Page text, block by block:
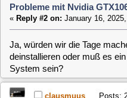
clausmuus Posts: 21462
Probleme mit Nvidia GTX1060
«Reply #4 on: January 16, 2025,
Hast Du im Setup unter Display
und 50Hz eingestellt? Manchmal
Bildschirm anzeigt nicht immer. Ein
Ausgabe von "xrandr -d :0" könnte